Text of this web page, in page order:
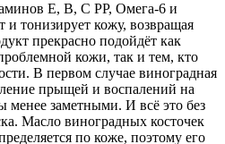
Е, В, С РР, Омега-6 и
и тонизирует кожу, возвращая
прекрасно подойдёт как
кожи, так и тем, кто
В первом случае виноградная
прыщей и воспалений на
менее заметными. И всё это без
Масло виноградных косточек
по коже, поэтому его